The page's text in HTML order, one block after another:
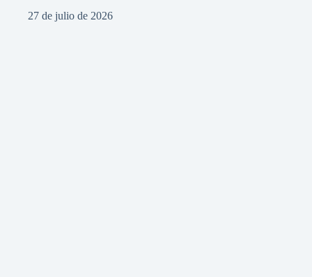
27 de julio de 2026